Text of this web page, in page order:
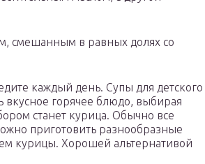
смешанным в равных долях со
каждый день. Супы для детского
горячее блюдо, выбирая
станет курица. Обычно все
приготовить разнообразные
курицы. Хорошей альтернативой